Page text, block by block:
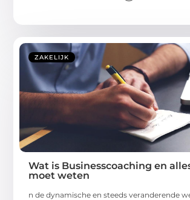
ZAKELIJK
Wat is Businesscoaching en
moet weten
n de dynamische en steeds veranderende